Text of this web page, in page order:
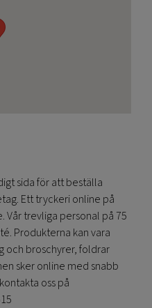
sida för att beställa
Ett tryckeri online på
Vår trevliga personal på 75
Produkterna kan vara
och broschyrer, foldrar
sker online med snabb
oss på